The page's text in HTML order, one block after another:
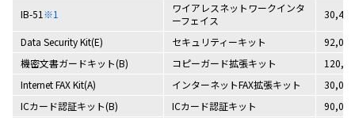
IB-51 ※1
ワイアレスネットワークインタ
ーフェイス
Data Security Kit(E) セキュリティーキット
機密文書ガードキット(B)
コピーガード拡張キット
Internet FAX Kit(A)
インターネットFAX拡張キット
ICカード認証キット(B)
ICカード認証キット